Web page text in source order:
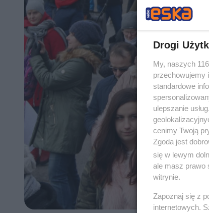
Drogi
My, naszych
przechowujemy
standardowe
ulepszanie
cenimy Twoją
Zgoda jest
się w lewym
ale masz prawo
witrynie.
Zapoznaj się z
internetowych.